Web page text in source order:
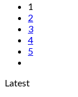
1
2
3
4
5
Latest